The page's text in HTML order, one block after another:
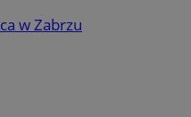
w Zabrzu